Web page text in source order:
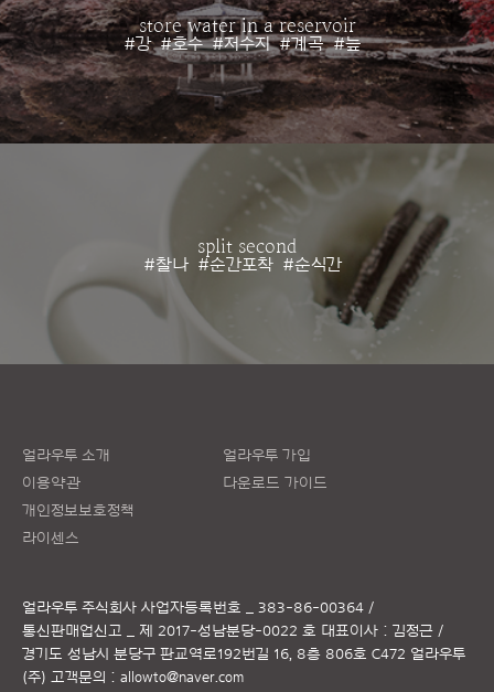
store water in a reservoir
#강 #호수 #저수지 #계곡 #늪
split second
#찰나 #순간포착 #순식간
얼라우투 소개
이용약관
개인정보보호정책
라이센스
얼라우투 가입
다운로드 가이드
얼라우투 주식회사 사업자등록번호 _ 383-86-00364 /
통신판매업신고 _ 제 2017-성남분당-0022 호 대표이사 : 김정근 /
경기도 성남시 분당구 판교역로192번길 16, 8층 806호 C472 얼라우투
(주) 고객문의 : allowto@naver.com